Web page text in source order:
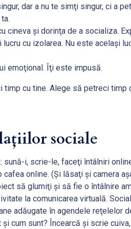
dar a nu te simţi singur, ci a
cineva şi dorinţa de a socializa.
cu izolarea. Nu este acelaşi
emoţional. Îţi este impusă.
cu tine. Alege să petreci timp
sociale
i, scrie-le, faceţi întâlniri
online. (Şi lăsaţi şi camera
să glumiţi şi să fie o întâlnire
la comunicarea virtuală.
adăugate în agendele reţelelor
cum sunt? Încearcă şi scrie